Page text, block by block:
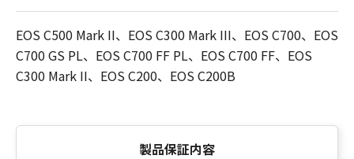
EOS C500 Mark II、EOS C300 Mark III、EOS C700、EOS
C700 GS PL、EOS C700 FF PL、EOS C700 FF、EOS
C300 Mark II、EOS C200、EOS C200B
製品保証内容